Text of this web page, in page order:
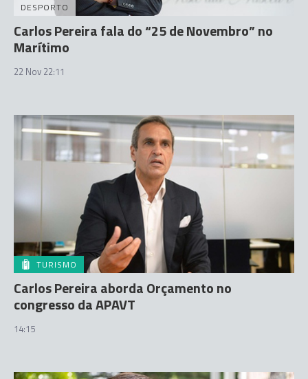
DESPORTO
Carlos Pereira fala do “25 de Novembro” no
Marítimo
22 Nov 22:11
TURISMO
Carlos Pereira aborda Orçamento no
congresso da APAVT
14:15